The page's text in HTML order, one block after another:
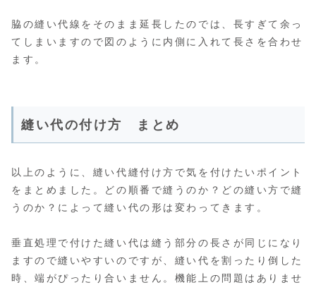
脇の縫い代線をそのまま延長したのでは、長すぎて余っ
てしまいますので図のように内側に入れて長さを合わせ
ます。
縫い代の付け方 まとめ
以上のように、縫い代縫付け方で気を付けたいポイント
をまとめました。どの順番で縫うのか？どの縫い方で縫
うのか？によって縫い代の形は変わってきます。
垂直処理で付けた縫い代は縫う部分の長さが同じになり
ますので縫いやすいのですが、縫い代を割ったり倒した
時、端がぴったり合いません。機能上の問題はありませ